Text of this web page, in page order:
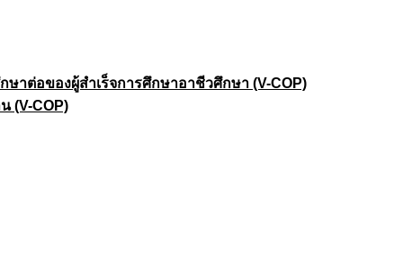
าต่อของผู้สำเร็จการศึกษาอาชีวศึกษา (V-COP)
(V-COP)